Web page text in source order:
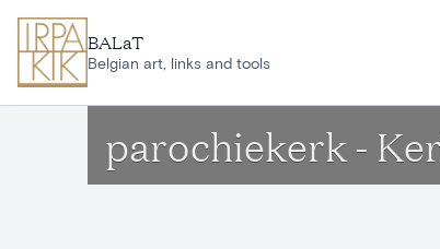
BALaT
Belgian art, links and tools
parochiekerk -